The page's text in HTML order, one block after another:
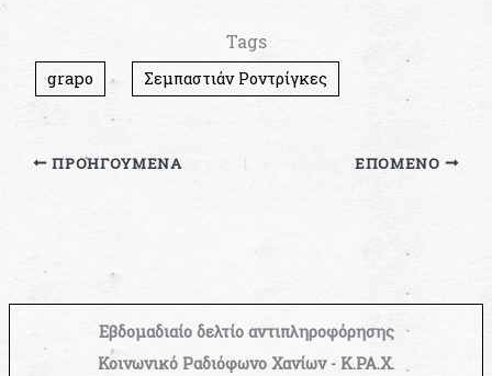
Tags
grapo Σεμπαστιάν Ροντρίγκες
ΠΡΟΗΓΟΎΜΕΝΑ ΕΠΌΜΕΝΟ
Εβδομαδιαίο δελτίο αντιπληροφόρησης
Κοινωνικό Ραδιόφωνο Χανίων - Κ.ΡΑ.Χ.